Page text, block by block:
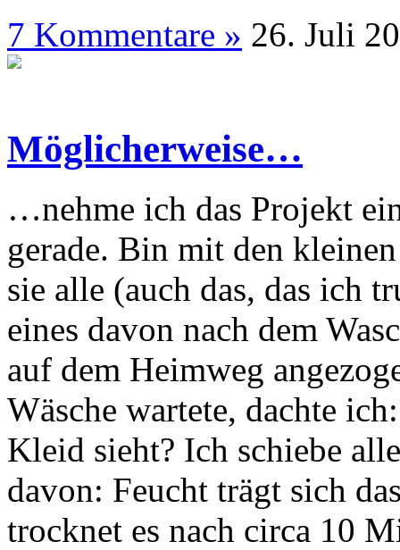
7 Kommentare » 26.
Möglicherweise…
…nehme ich das Projekt
gerade. Bin mit den
sie alle (auch das, das ich
eines davon nach dem
auf dem Heimweg
Wäsche wartete, dachte
Kleid sieht? Ich schiebe
davon: Feucht trägt sich
trocknet es nach circa 10